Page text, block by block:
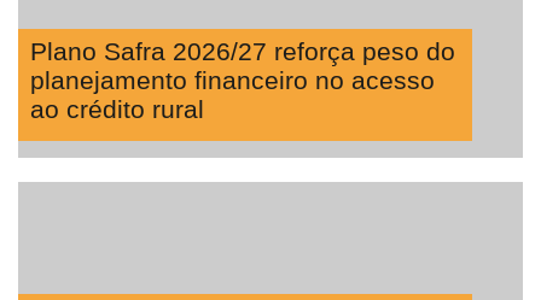
Plano Safra 2026/27 reforça peso do
planejamento financeiro no acesso
ao crédito rural